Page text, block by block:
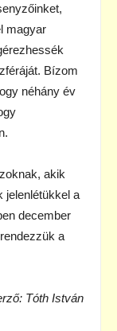
magyar
Bízom
néhány év
akik
jelenlétükkel a
december
a
Tóth István